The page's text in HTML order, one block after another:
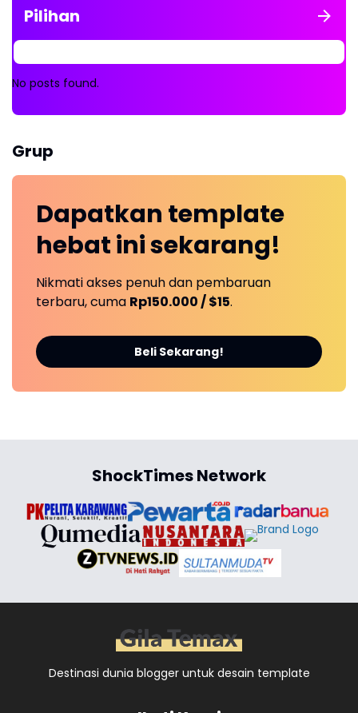
Pilihan
No posts found.
Grup
Dapatkan template
hebat inisekarang!
Nikmati akses penuh dan pembaruan
terbaru, cuma Rp150.000 / $15.
Beli Sekarang!
ShockTimes Network
Destinasi dunia blogger untuk desain template